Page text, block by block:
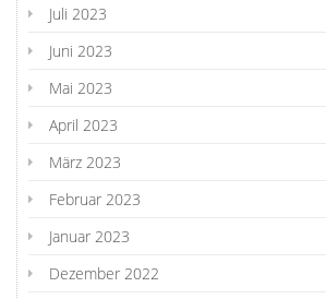
Juli 2023
Juni 2023
Mai 2023
April 2023
März 2023
Februar 2023
Januar 2023
Dezember 2022